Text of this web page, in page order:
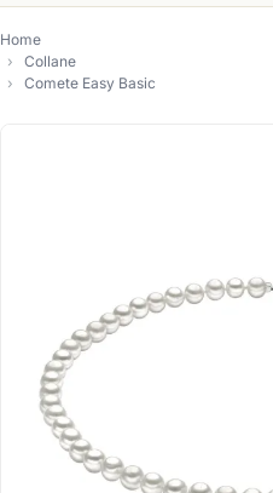
Home
Collane
Comete Easy Basic